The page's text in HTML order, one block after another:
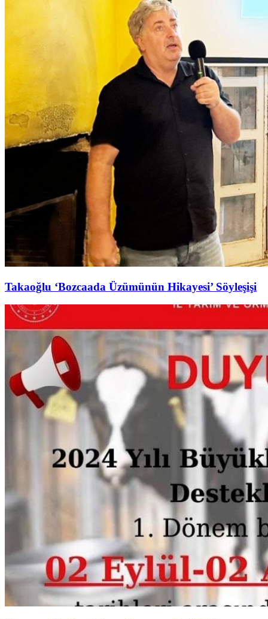
Takaoğlu ‘Bozcaada Üzümünün Hikayesi’ Söyleşişi